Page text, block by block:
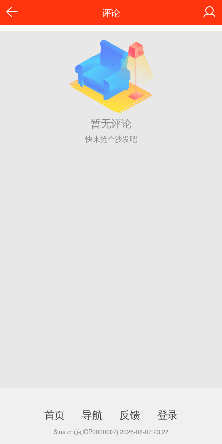
评论
暂无评论
快来抢个沙发吧
首页 导航 反馈 登录
Sina.cn(京ICP0000007) 2026-08-07 23:22